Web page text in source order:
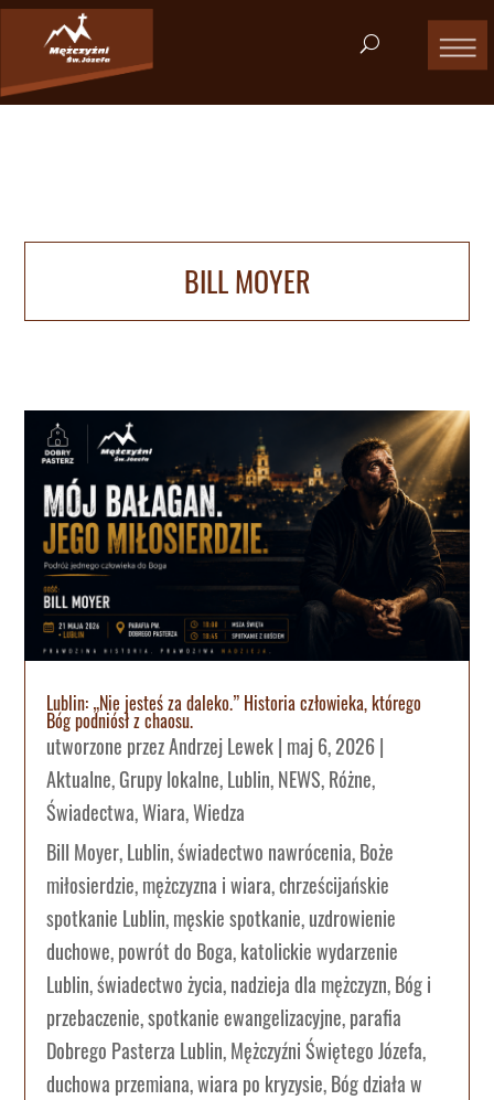
BILL MOYER
Lublin: „Nie jesteś za daleko.” Historia człowieka, którego
Bóg podniósł z chaosu.
utworzone przezAndrzej Lewek| maj 6, 2026|
Aktualne,Grupy lokalne,Lublin,NEWS,Różne,
Świadectwa,Wiara,Wiedza
Bill Moyer, Lublin, świadectwo nawrócenia, Boże
miłosierdzie, mężczyzna i wiara, chrześcijańskie
spotkanie Lublin, męskie spotkanie, uzdrowienie
duchowe, powrót do Boga, katolickie wydarzenie
Lublin, świadectwo życia, nadzieja dla mężczyzn, Bóg i
przebaczenie, spotkanie ewangelizacyjne, parafia
Dobrego Pasterza Lublin, Mężczyźni Świętego Józefa,
duchowa przemiana, wiara po kryzysie, Bóg działa w